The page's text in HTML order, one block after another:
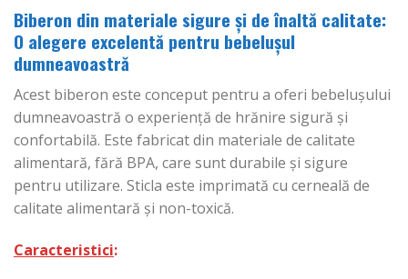
Biberon din materiale sigure și de înaltă calitate:
O alegere excelentă pentru bebelușul
dumneavoastră
Acest biberon este conceput pentru a oferi bebelușului
dumneavoastră o experiență de hrănire sigură și
confortabilă. Este fabricat din materiale de calitate
alimentară, fără BPA, care sunt durabile și sigure
pentru utilizare. Sticla este imprimată cu cerneală de
calitate alimentară și non-toxică.
Caracteristici: